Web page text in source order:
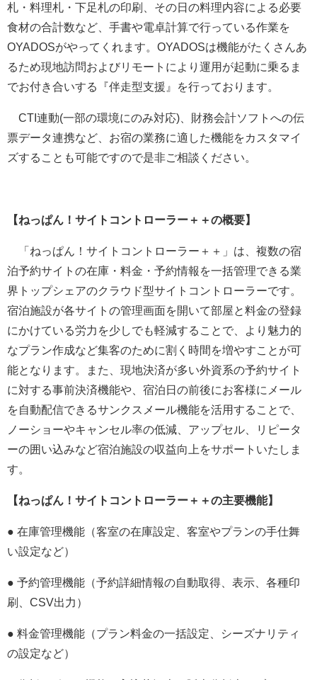
札・料理札・下足札の印刷、その日の料理内容による必要
食材の合計数など、手書や電卓計算で行っている作業を
OYADOSがやってくれます。OYADOSは機能がたくさんあ
るため現地訪問およびリモートにより運用が起動に乗るま
でお付き合いする『伴走型支援』を行っております。
CTI連動(一部の環境にのみ対応)、財務会計ソフトへの伝
票データ連携など、お宿の業務に適した機能をカスタマイ
ズすることも可能ですので是非ご相談ください。
【ねっぱん！サイトコントローラー＋＋の概要】
「ねっぱん！サイトコントローラー＋＋」は、複数の宿
泊予約サイトの在庫・料金・予約情報を一括管理できる業
界トップシェアのクラウド型サイトコントローラーです。
宿泊施設が各サイトの管理画面を開いて部屋と料金の登録
にかけている労力を少しでも軽減することで、より魅力的
なプラン作成など集客のために割く時間を増やすことが可
能となります。また、現地決済が多い外資系の予約サイト
に対する事前決済機能や、宿泊日の前後にお客様にメール
を自動配信できるサンクスメール機能を活用することで、
ノーショーやキャンセル率の低減、アップセル、リピータ
ーの囲い込みなど宿泊施設の収益向上をサポートいたしま
す。
【ねっぱん！サイトコントローラー＋＋の主要機能】
● 在庫管理機能（客室の在庫設定、客室やプランの手仕舞
い設定など）
● 予約管理機能（予約詳細情報の自動取得、表示、各種印
刷、CSV出力）
● 料金管理機能（プラン料金の一括設定、シーズナリティ
の設定など）